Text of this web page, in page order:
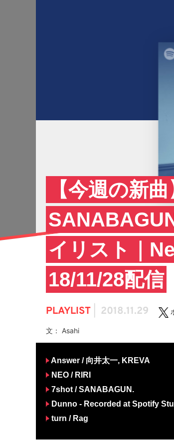
【今週の新
イリスト｜
18/11/28配信
PLAYLIST 2018.11.29
文： Asahi
Answer / 向井太一, KREVA
NEO / RIRI
7shot / SANABAGUN.
Dunno - Recorded at Spotify
turn / Rag